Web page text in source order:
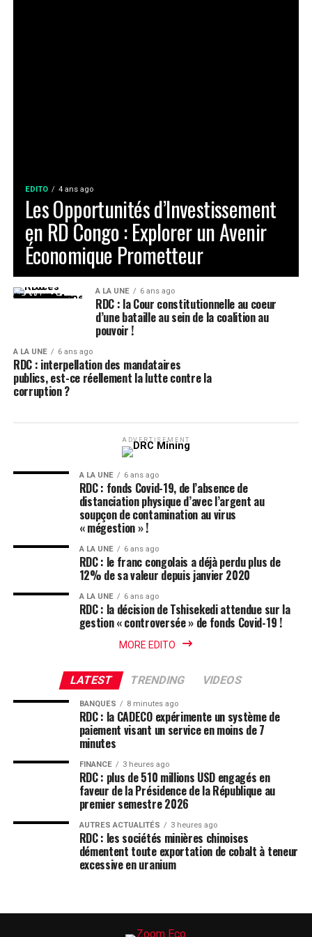
EDITO 4 ans ago
Les Opportunités d’Investissement
en RD Congo : Explorer un Avenir
Économique Prometteur
A LA UNE 6 ans ago
RDC : la Cour constitutionnelle au coeur
d’une bataille au sein de la coalition au
pouvoir !
A LA UNE 6 ans ago
RDC : interpellation des mandataires
publics, est-ce réellement la lutte contre la
corruption ?
ADVERTISEMENT
A LA UNE 6 ans ago
RDC : fonds Covid-19, de l’absence de
distanciation physique d’avec l’argent au
soupçon de contamination au virus
« mégestion » !
A LA UNE 6 ans ago
RDC : le franc congolais a déjà perdu plus de
12% de sa valeur depuis janvier 2020
A LA UNE 6 ans ago
RDC : la décision de Tshisekedi attendue sur la
gestion « controversée » de fonds Covid-19 !
MORE EDITO
LATEST TRENDING VIDEOS
BANQUES 8 minutes ago
RDC : la CADECO expérimente un système de
paiement visant un service en moins de 7
minutes
FINANCE 3 heures ago
RDC : plus de 510 millions USD engagés en
faveur de la Présidence de la République au
premier semestre 2026
AUTRES ACTUALITÉS 3 heures ago
RDC : les sociétés minières chinoises
démentent toute exportation de cobalt à teneur
excessive en uranium